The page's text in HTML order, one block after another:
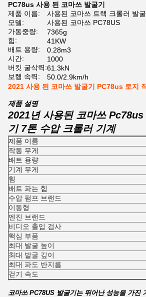
PC78us 사용 된 코마쓰 발굴기
제품 이름:
사용된 코마쓰 트랙 크롤러 발
모델:
사용된 코마쓰 PC78US
가동중량:
7365g
힘:
41KW
배트 용량:
0.28m3
시간:
1000
버킷 굴삭력:61.3kN
보행 속력:
50.0/2.9km/h
2021 사용 된 코마쓰 발굴기 PC78us 토지
제품 설명
2021년 사용된 코마쓰
기 7톤 수압 크롤러 기계
제품 이름
작동 무게
배트 용량
기계 무게
힘
배트 파는 힘
수압 펌프 브랜드
이동형
엔진 브랜드
비디오 출입 검사
핵심 부품
최대 발굴 높이
최대 발굴 깊이
최대 파도 반지름
걷기 속도
코마쓰 PC78US 발굴기는 뛰어난 성능을 가진